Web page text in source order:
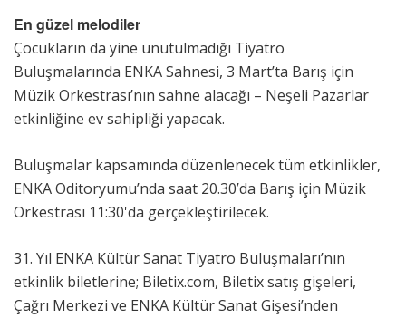
En güzel melodiler
Çocukların da yine unutulmadığı Tiyatro
Buluşmalarında ENKA Sahnesi, 3 Mart’ta Barış için
Müzik Orkestrası’nın sahne alacağı – Neşeli Pazarlar
etkinliğine ev sahipliği yapacak.
Buluşmalar kapsamında düzenlenecek tüm etkinlikler,
ENKA Oditoryumu’nda saat 20.30’da Barış için Müzik
Orkestrası 11:30'da gerçekleştirilecek.
31. Yıl ENKA Kültür Sanat Tiyatro Buluşmaları’nın
etkinlik biletlerine; Biletix.com, Biletix satış gişeleri,
Çağrı Merkezi ve ENKA Kültür Sanat Gişesi’nden